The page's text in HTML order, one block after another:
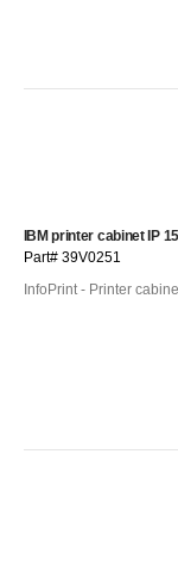
IBM printer cabinet IP
Part# 39V0251
InfoPrint - Printer